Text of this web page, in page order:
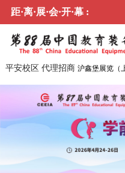
距·离·展·会·开·幕 :
平安校区 代理招商 沪鑫堡展览（